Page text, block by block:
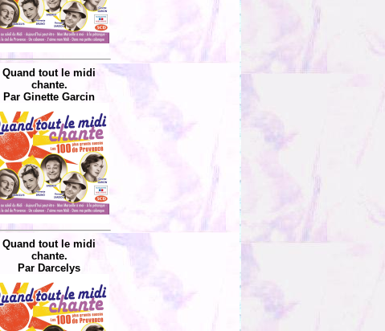
Quand tout le midi
chante.
Par Ginette Garcin
Quand tout le midi
chante.
Par Darcelys